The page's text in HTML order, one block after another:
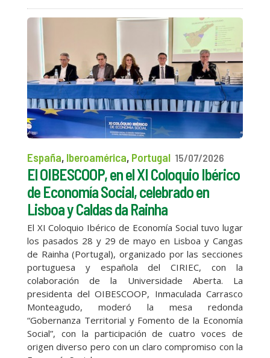
España, Iberoamérica, Portugal 15/07/2026
El OIBESCOOP, en el XI Coloquio Ibérico
de Economía Social, celebrado en
Lisboa y Caldas da Rainha
El XI Coloquio Ibérico de Economía Social tuvo lugar
los pasados 28 y 29 de mayo en Lisboa y Cangas
de Rainha (Portugal), organizado por las secciones
portuguesa y española del CIRIEC, con la
colaboración de la Universidade Aberta. La
presidenta del OIBESCOOP, Inmaculada Carrasco
Monteagudo, moderó la mesa redonda
“Gobernanza Territorial y Fomento de la Economía
Social”, con la participación de cuatro voces de
origen diverso pero con un claro compromiso con la